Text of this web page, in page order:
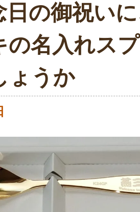
日の御祝い
の名入れス
ょうか